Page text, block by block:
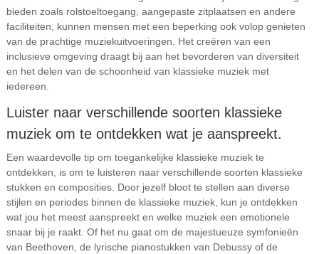
bieden zoals rolstoeltoegang, aangepaste zitplaatsen en andere
faciliteiten, kunnen mensen met een beperking ook volop genieten
van de prachtige muziekuitvoeringen. Het creëren van een
inclusieve omgeving draagt bij aan het bevorderen van diversiteit
en het delen van de schoonheid van klassieke muziek met
iedereen.
Luister naar verschillende soorten klassieke
muziek om te ontdekken wat je aanspreekt.
Een waardevolle tip om toegankelijke klassieke muziek te
ontdekken, is om te luisteren naar verschillende soorten klassieke
stukken en composities. Door jezelf bloot te stellen aan diverse
stijlen en periodes binnen de klassieke muziek, kun je ontdekken
wat jou het meest aanspreekt en welke muziek een emotionele
snaar bij je raakt. Of het nu gaat om de majestueuze symfonieën
van Beethoven, de lyrische pianostukken van Debussy of de